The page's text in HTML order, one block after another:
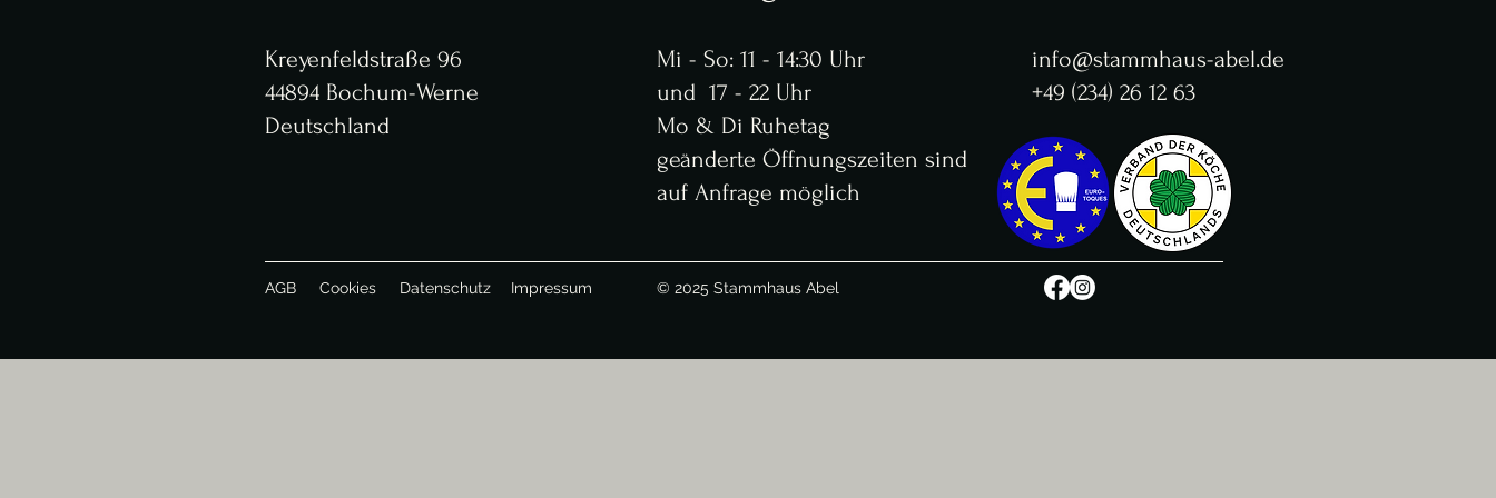
Kreyenfeldstraße 96
44894 Bochum-Werne
Deutschland
Mi - So: 11 - 14:30 Uhr
und 17 - 22 Uhr
Mo & Di Ruhetag
geänderte Öffnungszeiten sind
auf Anfrage möglich
info@stammhaus-abel.de
+49 (234) 26 12 63
AGB Cookies Impressum
Datenschutz © 2025 Stammhaus Abel